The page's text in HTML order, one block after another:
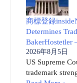
商標登録
Determines
BakerHostetler
2026年8月5日
US Supreme
trademark